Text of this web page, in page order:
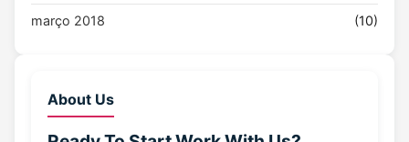
março 2018 (10)
About Us